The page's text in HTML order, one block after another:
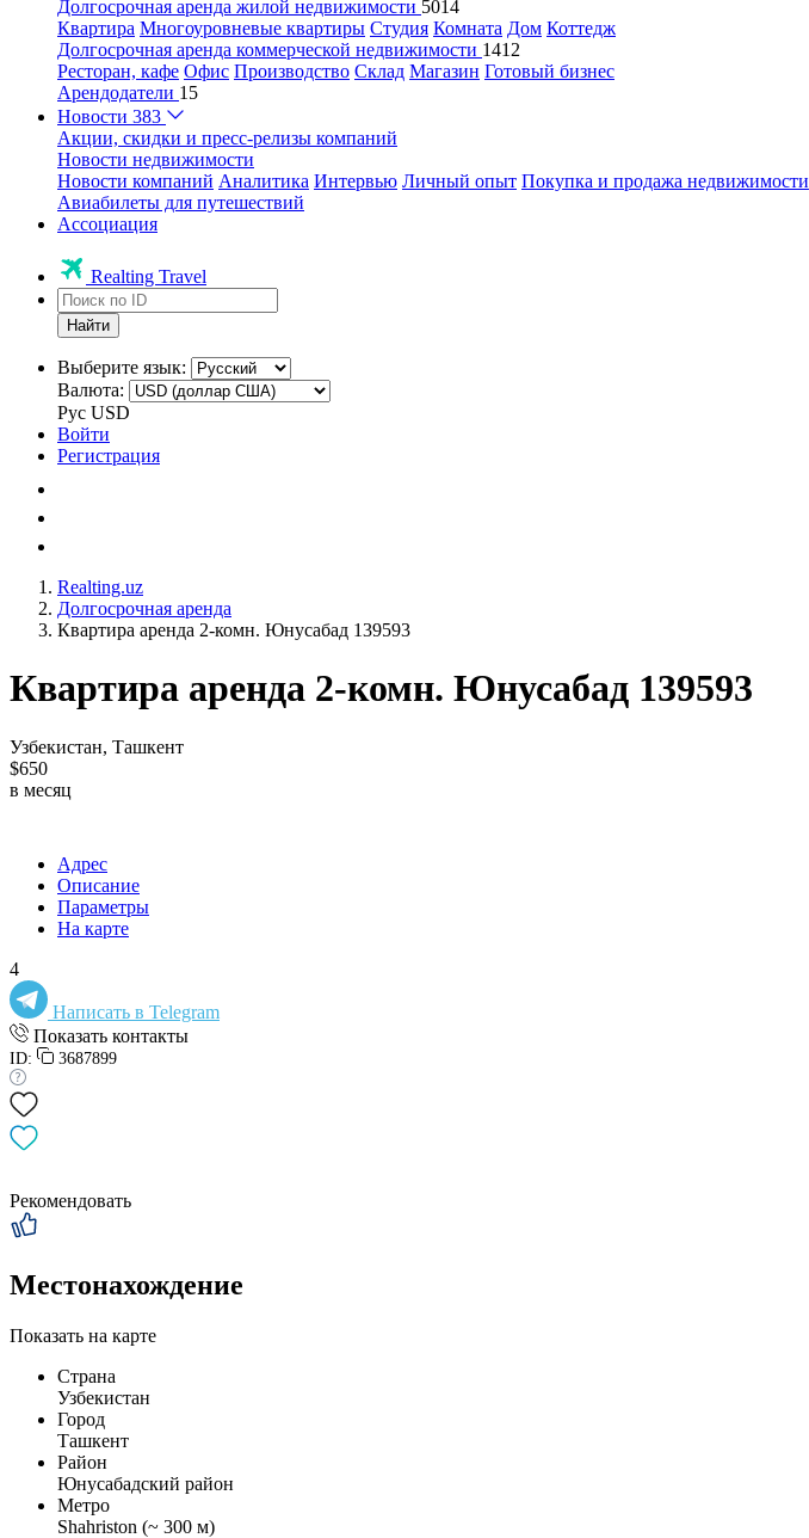
Долгосрочная аренда жилой недвижимости 5014
Квартира Многоуровневые квартиры Студия Комната Дом Коттедж
Долгосрочная аренда коммерческой недвижимости 1412
Ресторан, кафе Офис Производство Склад Магазин Готовый бизнес
Арендодатели 15
Новости 383
Акции, скидки и пресс-релизы компаний
Новости недвижимости
Новости компаний Аналитика Интервью Личный опыт Покупка и продажа недвижимости
Авиабилеты для путешествий
Ассоциация
Realting Travel
Найти
Выберите язык:
Валюта:
Рус USD
Войти
Регистрация
Realting.uz
Долгосрочная аренда
Квартира аренда 2-комн. Юнусабад 139593
Квартира аренда 2-комн. Юнусабад 139593
Узбекистан, Ташкент
$650
в месяц
Адрес
Описание
Параметры
На карте
4
Написать в Telegram
Показать контакты
ID: 3687899
Рекомендовать
Местонахождение
Показать на карте
Страна
Узбекистан
Город
Ташкент
Район
Юнусабадский район
Метро
Shahriston (~ 300 м)